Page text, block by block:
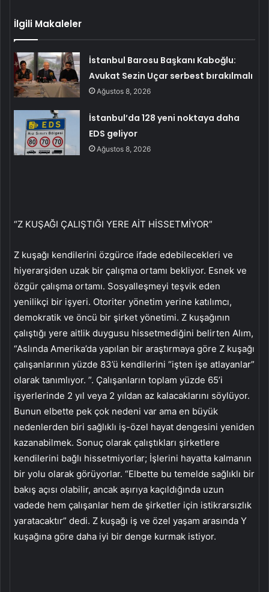
İlgili Makaleler
İstanbul Barosu Başkanı Kaboğlu:
Avukat Sezin Uçar serbest bırakılmalı
Ağustos 8, 2026
İstanbul’da 128 yeni noktaya daha
EDS geliyor
Ağustos 8, 2026
“Z KUŞAĞI ÇALIŞTIĞI YERE AİT HİSSETMİYOR”
Z kuşağı kendilerini özgürce ifade edebilecekleri ve
hiyerarşiden uzak bir çalışma ortamı bekliyor. Esnek ve
özgür çalışma ortamı. Sosyalleşmeyi teşvik eden
yenilikçi bir işyeri. Otoriter yönetim yerine katılımcı,
demokratik ve öncü bir şirket yönetimi. Z kuşağının
çalıştığı yere aitlik duygusu hissetmediğini belirten Alım,
“Aslında Amerika’da yapılan bir araştırmaya göre Z kuşağı
çalışanlarının yüzde 83’ü kendilerini “işten işe atlayanlar”
olarak tanımlıyor. ”. Çalışanların toplam yüzde 65’i
işyerlerinde 2 yıl veya 2 yıldan az kalacaklarını söylüyor.
Bunun elbette pek çok nedeni var ama en büyük
nedenlerden biri sağlıklı iş-özel hayat dengesini yeniden
kazanabilmek. Sonuç olarak çalıştıkları şirketlere
kendilerini bağlı hissetmiyorlar; İşlerini hayatta kalmanın
bir yolu olarak görüyorlar. “Elbette bu temelde sağlıklı bir
bakış açısı olabilir, ancak aşırıya kaçıldığında uzun
vadede hem çalışanlar hem de şirketler için istikrarsızlık
yaratacaktır” dedi. Z kuşağı iş ve özel yaşam arasında Y
kuşağına göre daha iyi bir denge kurmak istiyor.